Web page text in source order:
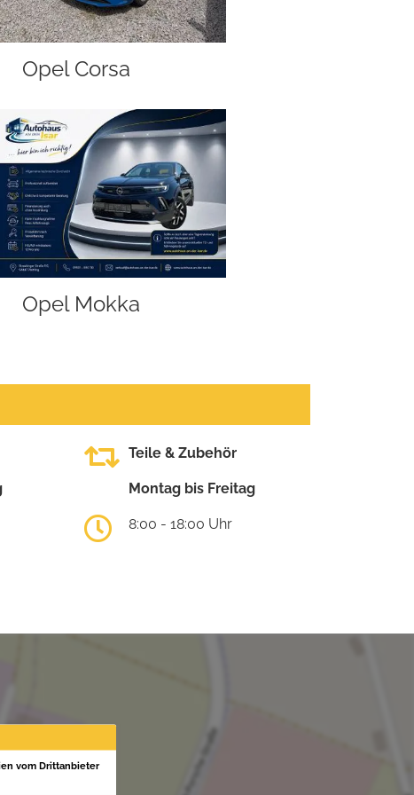
Opel Corsa
Opel Mokka
Teile & Zubehör
Montag bis Freitag
8:00 - 18:00 Uhr
vom Drittanbieter